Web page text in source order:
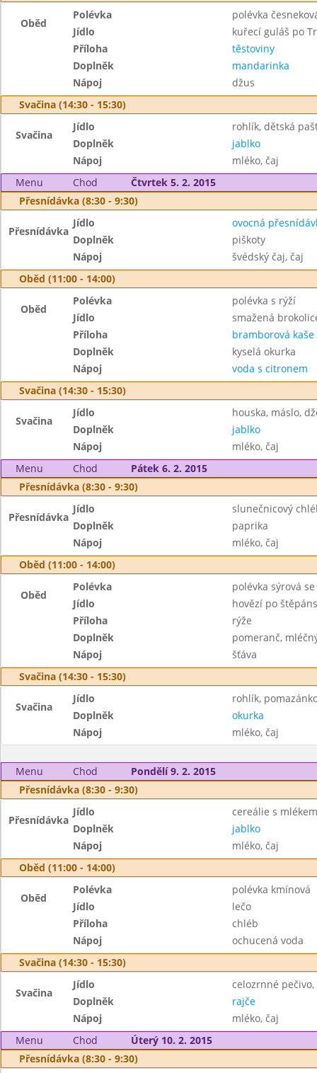
Oběd
Polévka
polévka
Jídlo
kuřecí guláš po
Příloha
těstoviny
Doplněk
mandarinka
Nápoj
džus
Svačina (14:30 - 15:30)
Svačina
Jídlo
rohlík, dětská
Doplněk
jablko
Nápoj
mléko, čaj
Menu
Chod
Čtvrtek 5. 2. 2015
Přesnídávka (8:30 - 9:30)
Přesnídávka
Jídlo
ovocná
Doplněk
piškoty
Nápoj
švédský čaj, čaj
Oběd (11:00 - 14:00)
Oběd
Polévka
polévka s rýží
Jídlo
smažená
Příloha
bramborová kaše
Doplněk
kyselá okurka
Nápoj
voda s citronem
Svačina (14:30 - 15:30)
Svačina
Jídlo
houska, máslo,
Doplněk
jablko
Nápoj
mléko, čaj
Menu
Chod
Pátek 6. 2. 2015
Přesnídávka (8:30 - 9:30)
Přesnídávka
Jídlo
slunečnicový
Doplněk
paprika
Nápoj
mléko, čaj
Oběd (11:00 - 14:00)
Oběd
Polévka
polévka sýrová
Jídlo
hovězí po
Příloha
rýže
Doplněk
pomeranč,
Nápoj
šťáva
Svačina (14:30 - 15:30)
Svačina
Jídlo
rohlík,
Doplněk
okurka
Nápoj
mléko, čaj
Menu Chod
Pondělí 9. 2. 2015
Přesnídávka (8:30 - 9:30)
Přesnídávka
Jídlo
cereálie s mlékem
Doplněk
jablko
Nápoj
mléko, čaj
Oběd (11:00 - 14:00)
Oběd
Polévka
polévka kmínová
Jídlo
lečo
Příloha
chléb
Nápoj
ochucená voda
Svačina (14:30 - 15:30)
Svačina
Jídlo
celozrnné pečivo,
Doplněk
rajče
Nápoj
mléko, čaj
Menu
Chod
Úterý 10. 2. 2015
Přesnídávka (8:30 - 9:30)